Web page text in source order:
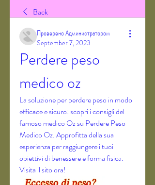
Back
Проверено Администратором
September 7, 2023
Perdere peso
medico oz
La soluzione per perdere peso in modo
efficace e sicuro: scopri i consigli del
famoso medico Oz su Perdere Peso
Medico Oz. Approfitta della sua
esperienza per raggiungere i tuoi
obiettivi di benessere e forma fisica.
Visita il sito ora!